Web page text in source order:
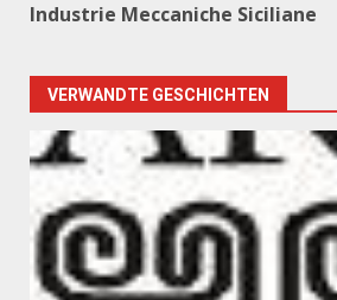
Industrie Meccaniche Siciliane
VERWANDTE GESCHICHTEN